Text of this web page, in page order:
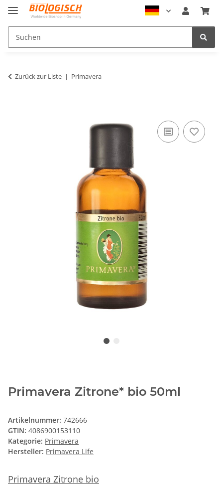
Zurück zur Liste Primavera
Primavera Zitrone* bio 50ml
Artikelnummer: 742666
GTIN: 4086900153110
Kategorie: Primavera
Hersteller: Primavera Life
Primavera Zitrone bio